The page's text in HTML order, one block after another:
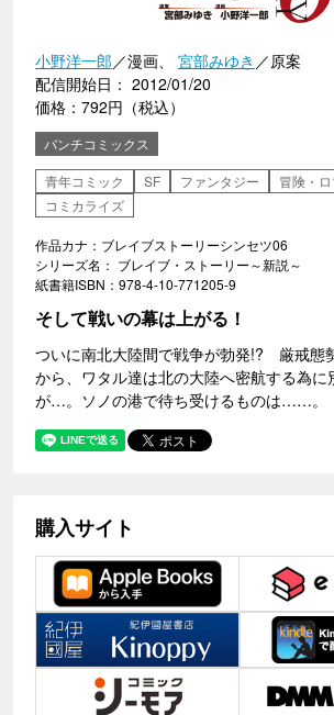
小野洋一郎／漫画、 宮部みゆき ／原案
配信開始日： 2012/01/20
価格：792円（税込）
バンチコミックス
青年コミック
SF ファンタジー
冒険・
コミカライズ
作品カナ：ブレイブストーリーシンセツ06
シリーズ名： ブレイブ・ストーリー～新説～
紙書籍ISBN：978-4-10-771205-9
そして戦いの幕は上がる！
ついに南北大陸間で戦争が勃発!? 厳戒態
から、ワタル達は北の大陸へ密航する為に
が…。ソノの港で待ち受けるものは……。
購入サイト